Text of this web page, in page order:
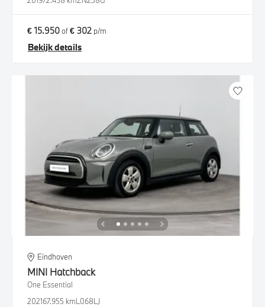
€ 15.950of€ 302 p/m
Bekijk details
Eindhoven
MINI Hatchback
One Essential
202167.955 kmL068LJ